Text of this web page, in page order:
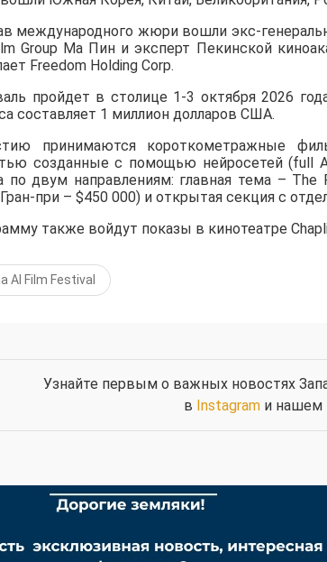
международного жюри вошли экс-
Group Ма Пин и эксперт Пекинской
Freedom Holding Corp.
пройдет в столице 1-3 октября 2026
составляет 1 миллион долларов США.
принимаются короткометражные
созданные с помощью нейросетей (full
по двум направлениям: главная тема –
при – $450 000) и открытая секция с
также войдут показы в кинотеатре
AI Film Festival
Узнайте первым о важных новостях
в Instagramи нашем